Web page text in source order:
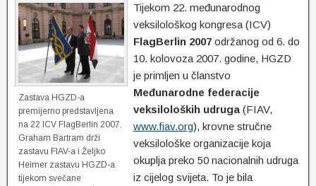
Zastava HGZD-a
premijerno predstavljena
na 22 ICV FlagBerlin 2007.
Graham Bartram drži
zastavu FIAV-a i Željko
Heimer zastavu HGZD-a
tijekom svečane
Tijekom 22. međunarodnog
veksilološkog kongresa (ICV)
FlagBerlin 2007 održanog od 6. do
10. kolovoza 2007. godine, HGZD
je primljen u članstvo
Međunarodne federacije
veksiloloških udruga (FIAV,
www.fiav.org), krovne stručne
veksilološke organizacije koja
okuplja preko 50 nacionalnih udruga
iz cijelog svijeta. To je bila